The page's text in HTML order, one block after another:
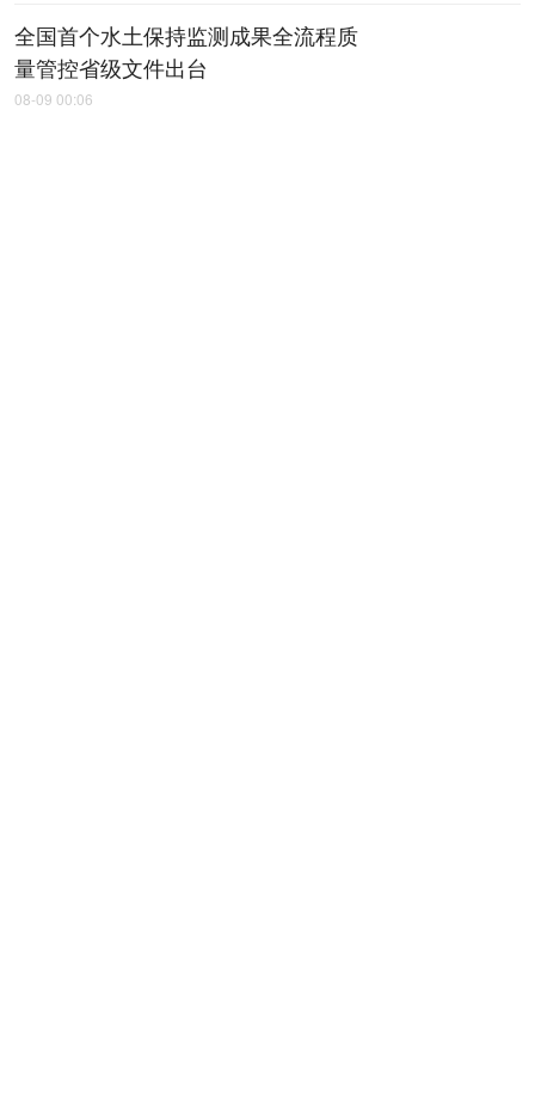
全国首个水土保持监测成果全流程质
量管控省级文件出台
08-09 00:06